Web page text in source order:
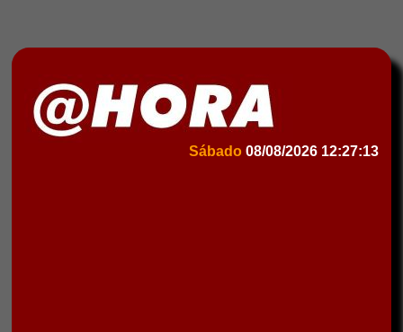
Sábado 08/08/2026 12:27:13